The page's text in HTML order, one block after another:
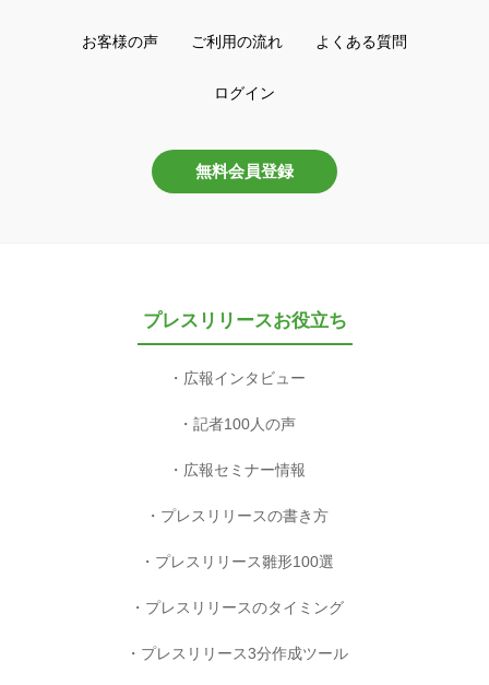
お客様の声 ご利用の流れ よくある質問
ログイン
無料会員登録
プレスリリースお役立ち
広報インタビュー
記者100人の声
広報セミナー情報
プレスリリースの書き方
プレスリリース雛形100選
プレスリリースのタイミング
プレスリリース3分作成ツール